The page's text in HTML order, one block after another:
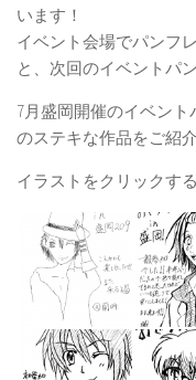
います！
イベント会場でパンフ
と、次回のイベントパ
7月盛岡開催のイベン
のステキな作品をご紹介
イラストをクリックす